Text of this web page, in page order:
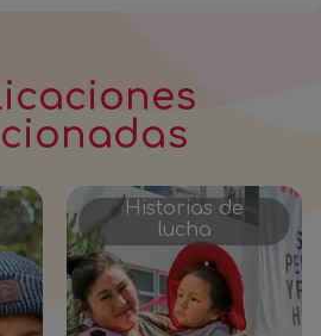
Historias de
lucha